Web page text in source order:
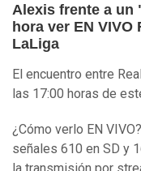
Alexis frente a un
hora ver EN VIVO
LaLiga
El encuentro entre
las 17:00 horas de
¿Cómo verlo EN
señales 610 en SD y
la transmisión por